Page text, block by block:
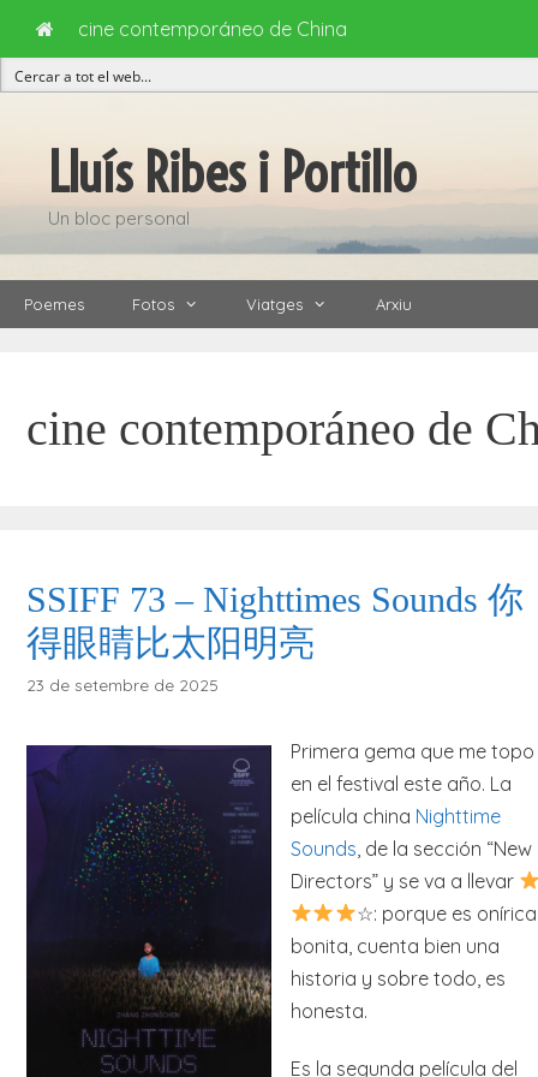
Lluís Ribes i Portillo
Un bloc personal
Poemes Fotos Viatges Arxiu
cine contemporáneo de
SSIFF 73 – Nighttimes Sounds 你
得眼睛比太阳明亮
23 de setembre de 2025
Primera gema que me topo
en el festival este año. La
película china Nighttime
Sounds , de la sección “New
Directors” y se va a llevar
☆: porque es
bonita, cuenta bien una
historia y sobre todo, es
honesta.
Es la segunda película del
cine contemporáneo de China